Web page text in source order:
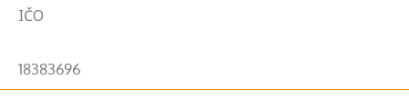
IČO
18383696